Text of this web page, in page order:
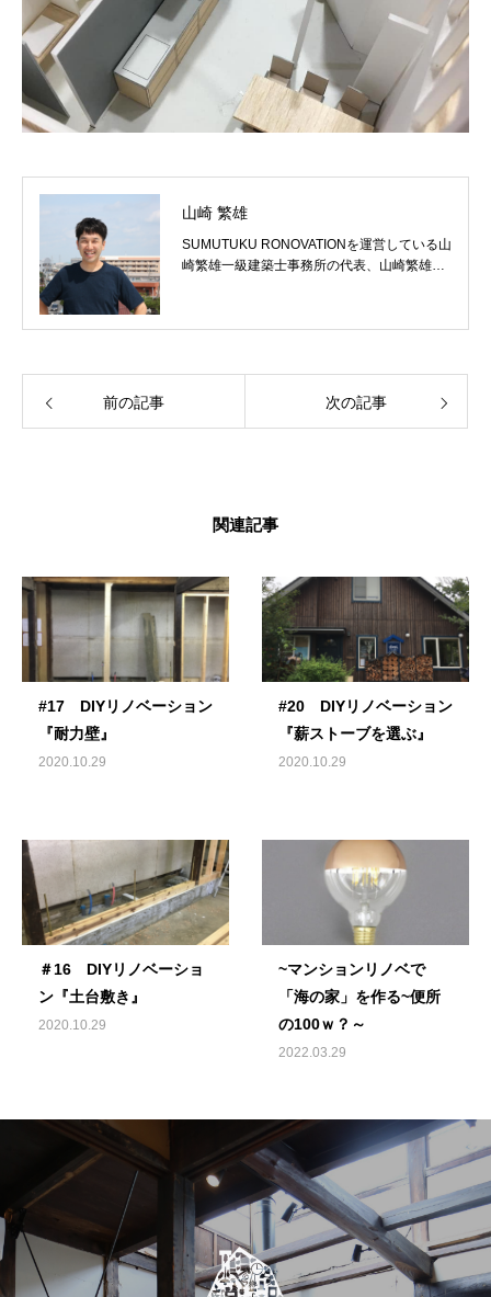
山崎 繁雄
SUMUTUKU RONOVATIONを運営している山
崎繁雄一級建築士事務所の代表、山崎繁雄で
前の記事 次の記事
関連記事
#17 DIYリノベーション
『耐力壁』
2020.10.29
#20 DIYリノベーション
『薪ストーブを選ぶ』
2020.10.29
＃16 DIYリノベーショ
ン『土台敷き』
2020.10.29
~マンションリノベで
「海の家」を作る~便所
の100ｗ？～
2022.03.29